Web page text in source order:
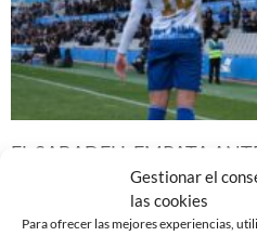
Gestionar el
las cookies
Para ofrecer las mejores experiencias,
EL SABADELL EMPATA
NOVA CREU ALTA
10 de marzo de 2024